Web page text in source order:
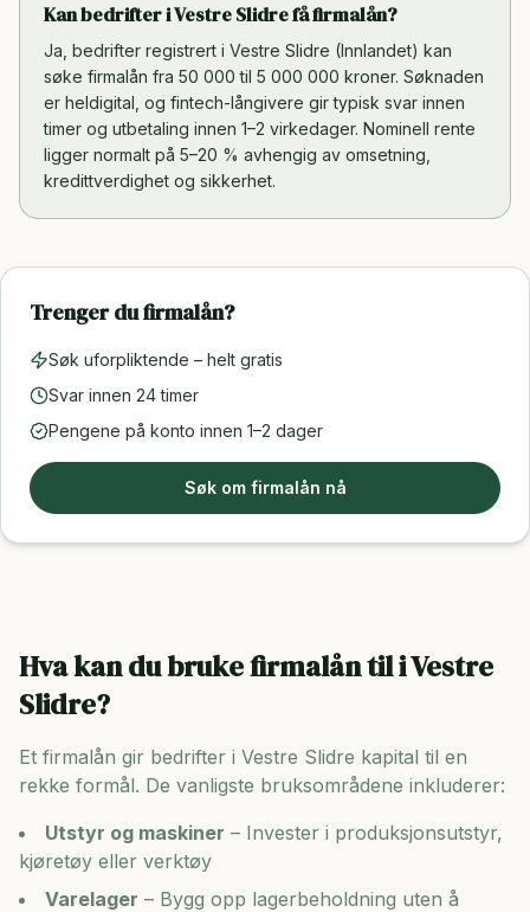
Kan bedrifter i Vestre Slidre få firmalån?
Ja, bedrifter registrert i Vestre Slidre (Innlandet) kan
søke firmalån fra 50 000 til 5 000 000 kroner. Søknaden
er heldigital, og fintech-långivere gir typisk svar innen
timer og utbetaling innen 1–2 virkedager. Nominell rente
ligger normalt på 5–20 % avhengig av omsetning,
kredittverdighet og sikkerhet.
Trenger du firmalån?
Søk uforpliktende – helt gratis
Svar innen 24 timer
Pengene på konto innen 1–2 dager
Søk om firmalån nå
Hva kan du bruke firmalån til iVestre
Slidre?
Et firmalån gir bedrifter i Vestre Slidre kapital til en
rekke formål. De vanligste bruksområdene inkluderer:
Utstyr og maskiner – Invester i produksjonsutstyr,
kjøretøy eller verktøy
Varelager – Bygg opp lagerbeholdning uten å